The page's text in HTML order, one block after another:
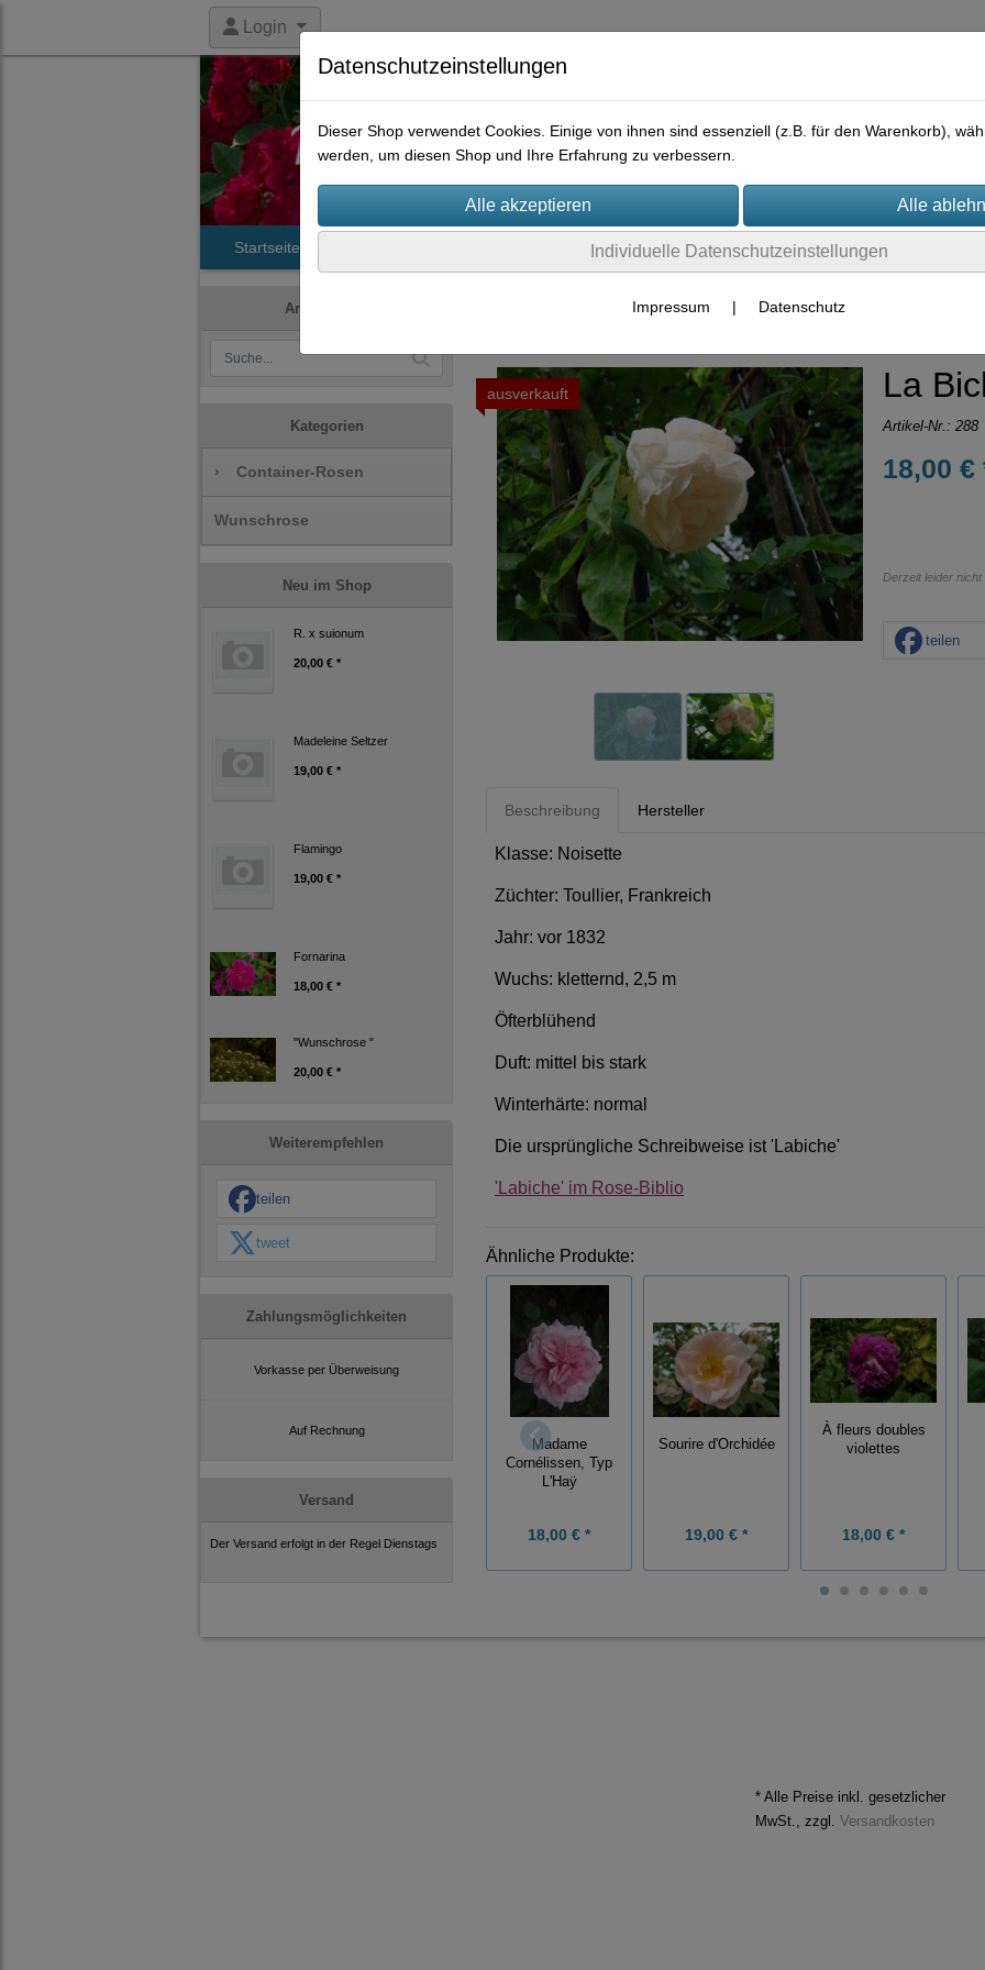
Login
Startseite Praktisches Hilfreiches Rechtliches Kontakt
Artikelsuche
Kategorien
› Container-Rosen
Wunschrose
Neu im Shop
R. x suionum
20,00 € *
Madeleine Seltzer
19,00 € *
Flamingo
19,00 € *
Fornarina
18,00 € *
"Wunschrose "
20,00 € *
Weiterempfehlen
teilen
tweet
Zahlungsmöglichkeiten
Vorkasse per Überweisung
Auf Rechnung
Versand
Der Versand erfolgt in der Regel Dienstags
ausverkauft La
Artikel-Nr.: 288
18,00 €
Derzeit leider
teilen
Beschreibung Hersteller
Klasse: Noisette
Züchter: Toullier, Frankreich
Jahr: vor 1832
Wuchs: kletternd, 2,5 m
Öfterblühend
Duft: mittel bis stark
Winterhärte: normal
Die ursprüngliche Schreibweise ist 'Labiche'
'Labiche' im Rose-Biblio
Ähnliche Produkte:
Madame
Cornélissen, Typ
L'Haÿ
18,00 € *
Sourire d'Orchidée
19,00 € *
À fleurs doubles
violettes
18,00 € *
* Alle Preise inkl. gesetzlicher
MwSt., zzgl. Versandkosten
Datenschutzeinstellungen
Dieser Shop verwendet Cookies. Einige von ihnen sind essenziell (z.B. für den Warenkorb),
werden, um diesen Shop und Ihre Erfahrung zu verbessern.
Individuelle Datenschutzeinstellungen
Impressum | Datenschutz